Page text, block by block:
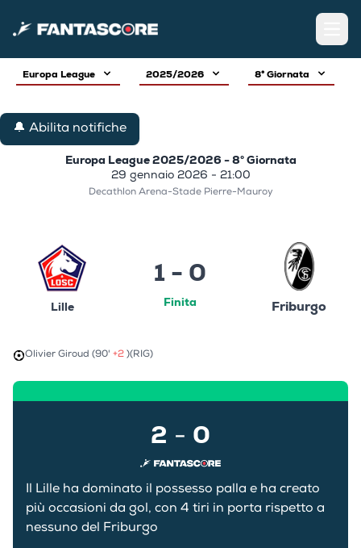
Europa League 2025/2026 8° Giornata
🔔 Abilita notifiche
Europa League 2025/2026 - 8° Giornata
29 gennaio 2026 - 21:00
Decathlon Arena-Stade Pierre-Mauroy
Lille
1 - 0
Finita Friburgo
Olivier Giroud (90' +2 )(RIG)
2 - 0
Il Lille ha dominato il possesso palla e ha creato
più occasioni da gol, con 4 tiri in porta rispetto a
nessuno del Friburgo